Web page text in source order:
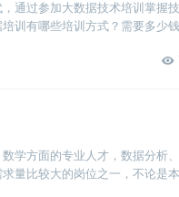
通过参加大数据技术培训掌握
训有哪些培训方式？需要多少
学方面的专业人才，数据分析
量比较大的岗位之一，不论是